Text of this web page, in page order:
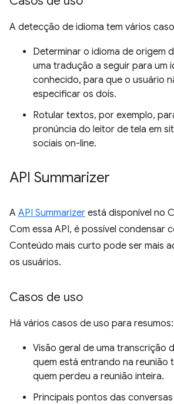
A detecção de idioma tem vários
Determinar o idioma de origem
uma tradução a seguir para um
conhecido, para que o usuário
especificar os dois.
Rotular textos, por exemplo,
pronúncia do leitor de tela em
sociais on-line.
API Summarizer
A API Summarizer está disponível no
Com essa API, é possível condensar
Conteúdo mais curto pode ser mais
os usuários.
Casos de uso
Há vários casos de uso para resumos:
Visão geral de uma transcrição
quem está entrando na reunião
quem perdeu a reunião inteira.
Principais pontos das